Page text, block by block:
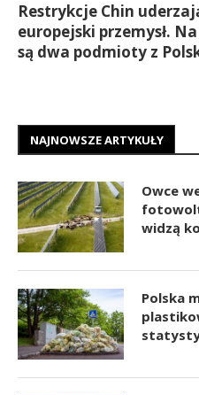
Restrykcje Chin
europejski przemysł.
są dwa podmioty z
NAJNOWSZE ARTYKUŁY
Owce
widzą
Polska